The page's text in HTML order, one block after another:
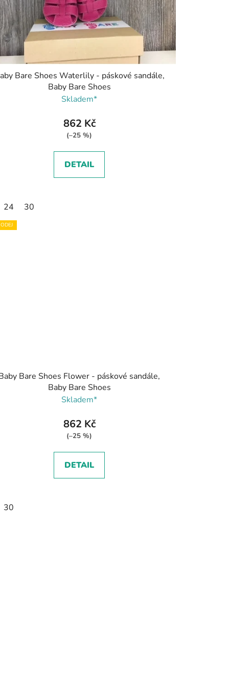
Bare Shoes Waterlily - páskové sandále,
Baby Bare Shoes
Skladem*
862 Kč
(–25 %)
DETAIL
24 30
Bare Shoes Flower - páskové sandále,
Baby Bare Shoes
Skladem*
862 Kč
(–25 %)
DETAIL
30